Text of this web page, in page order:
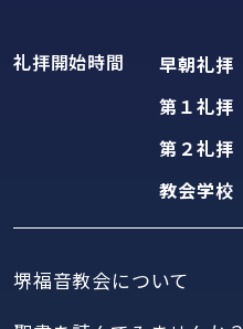
礼拝開始時間 早朝礼拝
第１礼拝
第２礼拝
教会学校
堺福音教会について